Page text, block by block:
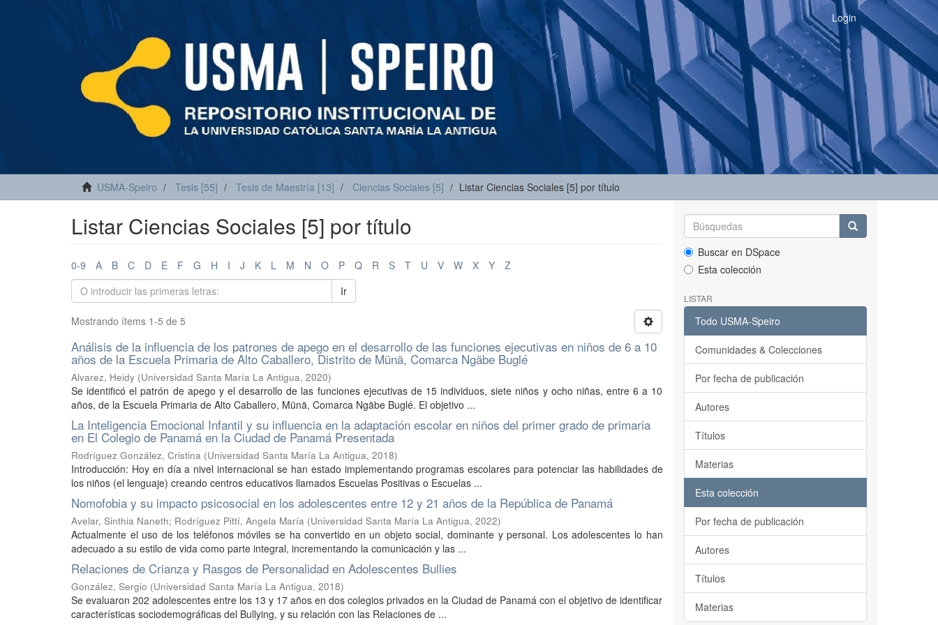
Login
USMA-Speiro Tesis [55] Tesis de Maestría [13] Ciencias Sociales [5] Listar Ciencias Sociales [5] por título
Listar Ciencias Sociales [5] por título
0-9 A B C D E F G H I J K L M N O P Q R S T U V W X Y
Z
Ir
Mostrando ítems 1-5 de 5
Análisis de la influencia de los patrones de apego en el desarrollo de las funciones ejecutivas en niños de 6 a 10
años de la Escuela Primaria de Alto Caballero, Distrito de Münä, Comarca Ngäbe Buglé
Alvarez, Heidy (Universidad Santa María La Antigua, 2020)
Se identificó el patrón de apego y el desarrollo de las funciones ejecutivas de 15 individuos, siete niños y ocho niñas, entre 6 a 10
años, de la Escuela Primaria de Alto Caballero, Münä, Comarca Ngäbe Buglé. El objetivo ...
La Inteligencia Emocional Infantil y su influencia en la adaptación escolar en niños del primer grado de primaria
en El Colegio de Panamá en la Ciudad de Panamá Presentada
Rodríguez González, Cristina (Universidad Santa María La Antigua, 2018)
Introducción: Hoy en día a nivel internacional se han estado implementando programas escolares para potenciar las habilidades de
los niños (el lenguaje) creando centros educativos llamados Escuelas Positivas o Escuelas ...
Nomofobia y su impacto psicosocial en los adolescentes entre 12 y 21 años de la República de Panamá
Avelar, Sinthia Naneth; Rodríguez Pittí, Angela María (Universidad Santa María La Antigua, 2022)
Actualmente el uso de los teléfonos móviles se ha convertido en un objeto social, dominante y personal. Los adolescentes lo han
adecuado a su estilo de vida como parte integral, incrementando la comunicación y las ...
Relaciones de Crianza y Rasgos de Personalidad en Adolescentes Bullies
González, Sergio (Universidad Santa María La Antigua, 2018)
Se evaluaron 202 adolescentes entre los 13 y 17 años en dos colegios privados en la Ciudad de Panamá con el objetivo de identificar
características sociodemográficas del Bullying, y su relación con las Relaciones de ...
Buscar en DSpace
Esta colección
LISTAR
Todo USMA-Speiro
Comunidades & Colecciones
Por fecha de publicación
Autores
Títulos
Materias
Esta colección
Por fecha de publicación
Autores
Títulos
Materias